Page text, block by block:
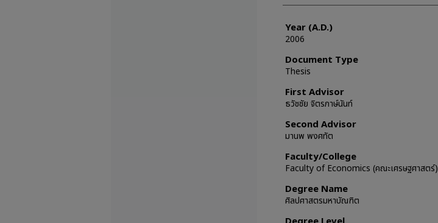
Year (A.D.)
2006
Document Type
Thesis
First Advisor
ธวัชชัย จิตรภาษ์นันท์
Second Advisor
มานพ พงศทัต
Faculty/College
Faculty of Economics (คณะเศรษฐศาสตร์)
Degree Name
ศิลปศาสตรมหาบัณฑิต